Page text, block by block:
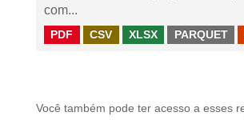
com...
PDF CSV XLSX PARQUET
Você também pode ter acesso a esses